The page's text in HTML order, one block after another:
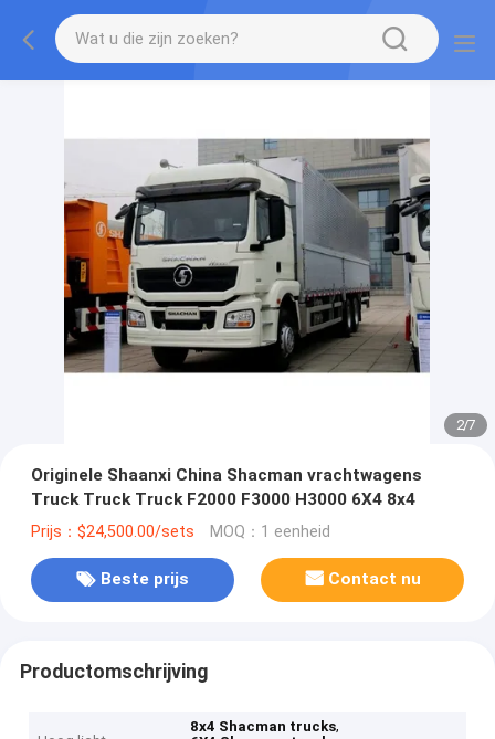
2/7
Originele Shaanxi China Shacman vrachtwagens
Truck Truck Truck F2000 F3000 H3000 6X4 8x4
Prijs：$24,500.00/sets MOQ：1 eenheid
Beste prijs Contact nu
Productomschrijving
8x4 Shacman trucks,